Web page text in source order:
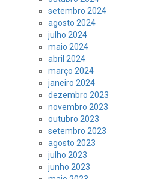
setembro 2024
agosto 2024
julho 2024
maio 2024
abril 2024
março 2024
janeiro 2024
dezembro 2023
novembro 2023
outubro 2023
setembro 2023
agosto 2023
julho 2023
junho 2023